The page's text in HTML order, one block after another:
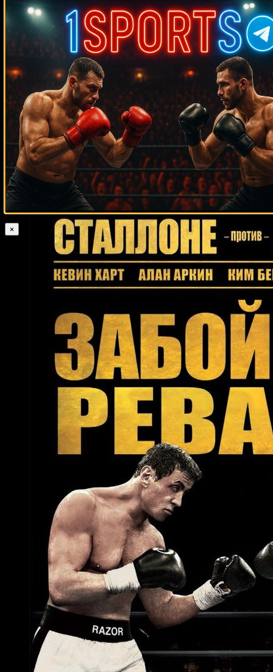
Случайные боксеры
Дикки Райан Франтишек Сумина Александр
Поветкин Ларри Мосли Родольфо Виейра
Бобби Уоттс
Вилли Лимонд Кори Джонсон Майк Луна Кори Фелпс
Мейсон
Менард
Роман Огульчанский Джино Буонвино
Доминик Уэйд
Чокчай Чокквиват Леви Биллапс Генри Ланди
Флойд Мейвезер-
старший Пэт Лоулор Говонер Чаверс Риота Мурата
Мигель
Эспиноза Муслим Магомедов Леон Харт Джеймс Салава Маркос
Ликона Клаудио Виктор Мартине Фредди Дельгадо Ламар Вильямс
Хосе Луис Вальбуэна Гуидо Тране Брейдис Прескотт Томас
Дюлорме Кино Родригес Дик Райан Анджей Вавжик Тони
Фергюсон Дес Гаргано Уилл Хинтон Джозеф Диас Юки Сано
Фрэнк
Толедо
Крис Гутиеррес Джесси Варгас Рой Эшуорт
×